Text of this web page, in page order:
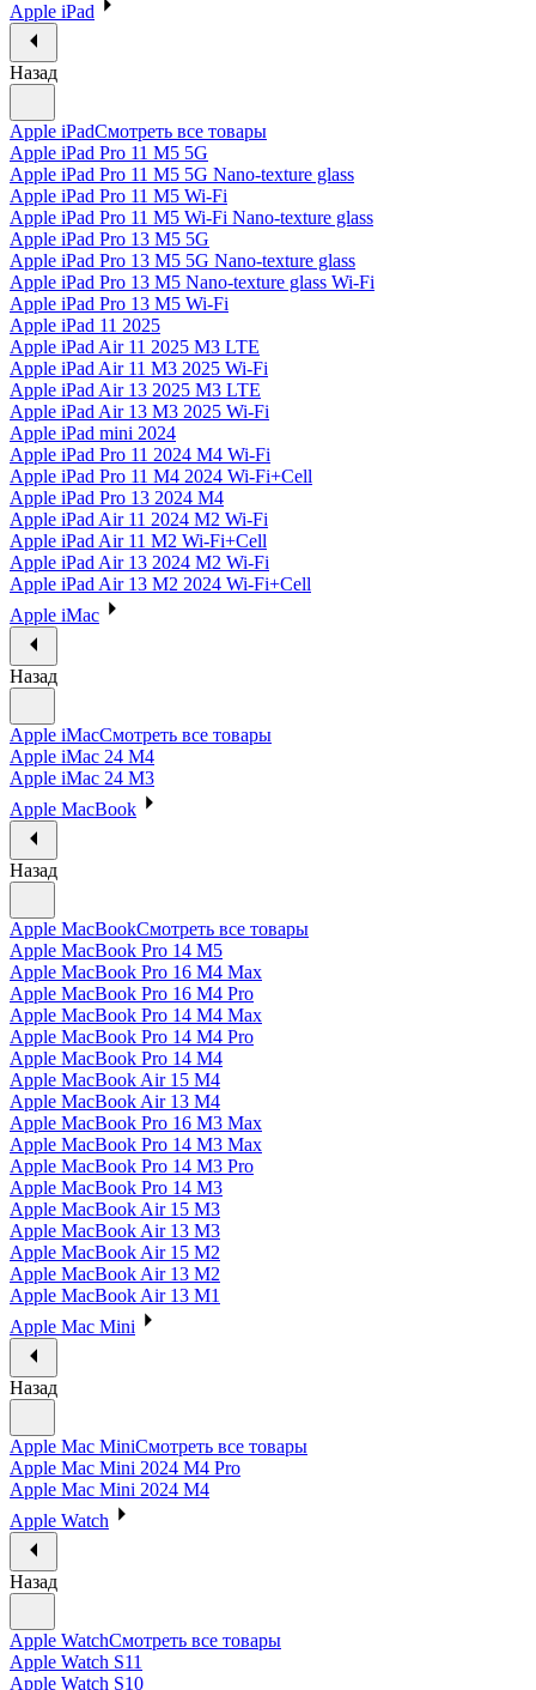
Apple iPad
Назад
Apple iPadСмотреть все товары
Apple iPad Pro 11 M5 5G
Apple iPad Pro 11 M5 5G Nano-texture glass
Apple iPad Pro 11 M5 Wi-Fi
Apple iPad Pro 11 M5 Wi-Fi Nano-texture glass
Apple iPad Pro 13 M5 5G
Apple iPad Pro 13 M5 5G Nano-texture glass
Apple iPad Pro 13 M5 Nano-texture glass Wi-Fi
Apple iPad Pro 13 M5 Wi-Fi
Apple iPad 11 2025
Apple iPad Air 11 2025 M3 LTE
Apple iPad Air 11 M3 2025 Wi-Fi
Apple iPad Air 13 2025 M3 LTE
Apple iPad Air 13 M3 2025 Wi-Fi
Apple iPad mini 2024
Apple iPad Pro 11 2024 M4 Wi-Fi
Apple iPad Pro 11 M4 2024 Wi-Fi+Cell
Apple iPad Pro 13 2024 M4
Apple iPad Air 11 2024 M2 Wi-Fi
Apple iPad Air 11 M2 Wi-Fi+Cell
Apple iPad Air 13 2024 M2 Wi-Fi
Apple iPad Air 13 M2 2024 Wi-Fi+Cell
Apple iMac
Назад
Apple iMacСмотреть все товары
Apple iMac 24 M4
Apple iMac 24 M3
Apple MacBook
Назад
Apple MacBookСмотреть все товары
Apple MacBook Pro 14 M5
Apple MacBook Pro 16 M4 Max
Apple MacBook Pro 16 M4 Pro
Apple MacBook Pro 14 M4 Max
Apple MacBook Pro 14 M4 Pro
Apple MacBook Pro 14 M4
Apple MacBook Air 15 M4
Apple MacBook Air 13 M4
Apple MacBook Pro 16 M3 Max
Apple MacBook Pro 14 M3 Max
Apple MacBook Pro 14 M3 Pro
Apple MacBook Pro 14 M3
Apple MacBook Air 15 M3
Apple MacBook Air 13 M3
Apple MacBook Air 15 M2
Apple MacBook Air 13 M2
Apple MacBook Air 13 M1
Apple Mac Mini
Назад
Apple Mac MiniСмотреть все товары
Apple Mac Mini 2024 M4 Pro
Apple Mac Mini 2024 M4
Apple Watch
Назад
Apple WatchСмотреть все товары
Apple Watch S11
Apple Watch S10